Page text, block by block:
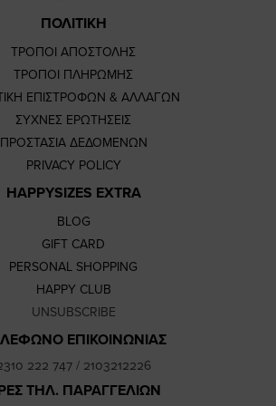
ΠΟΛΙΤΙΚΗ
ΤΡΟΠΟΙ ΑΠΟΣΤΟΛΗΣ
ΤΡΟΠΟΙ ΠΛΗΡΩΜΗΣ
ΕΠΙΣΤΡΟΦΩΝ & ΑΛΛΑΓΩΝ
ΣΥΧΝΕΣ ΕΡΩΤΗΣΕΙΣ
ΠΡΟΣΤΑΣΙΑ ΔΕΔΟΜΕΝΩΝ
PRIVACY POLICY
HAPPYSIZES EXTRA
BLOG
GIFT CARD
PERSONAL SHOPPING
HAPPY CLUB
UNSUBSCRIBE
ΕΠΙΚΟΙΝΩΝΙΑΣ
222 747/ 2103212226
ΤΗΛ. ΠΑΡΑΓΓΕΛΙΩΝ